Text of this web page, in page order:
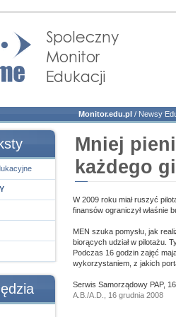
Monitor
Monitor.edu.pl / Newsy
Mniej
każdego
W 2009 roku miał ruszyć
finansów ograniczył właśnie
MEN szuka pomysłu, jak
biorących udział w pilotażu.
Podczas 16 godzin zajęć
wykorzystaniem, z jakich
Serwis Samorządowy PAP,
A.B./A.D., 16 grudnia 2008